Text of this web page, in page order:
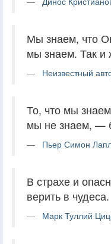
Мы знаем, что
мы знаем. Так и
Неизвестный
То, что мы
мы не знаем, —
Пьер Симон
В страхе и
верить в чудеса.
Марк Туллий